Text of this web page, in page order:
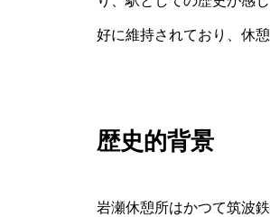
好に維持されており、休
歴史的背景
岩瀬休憩所はかつて筑波